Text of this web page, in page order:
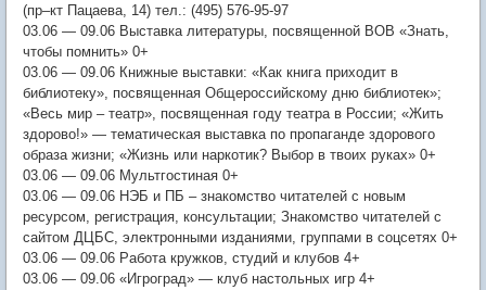
(пр–кт Пацаева, 14) тел.: (495) 576-95-97
03.06 — 09.06 Выставка литературы, посвященной ВОВ «Знать,
чтобы помнить» 0+
03.06 — 09.06 Книжные выставки: «Как книга приходит в
библиотеку», посвященная Общероссийскому дню библиотек»;
«Весь мир – театр», посвященная году театра в России; «Жить
здорово!» — тематическая выставка по пропаганде здорового
образа жизни; «Жизнь или наркотик? Выбор в твоих руках» 0+
03.06 — 09.06 Мультгостиная 0+
03.06 — 09.06 НЭБ и ПБ – знакомство читателей с новым
ресурсом, регистрация, консультации; Знакомство читателей с
сайтом ДЦБС, электронными изданиями, группами в соцсетях 0+
03.06 — 09.06 Работа кружков, студий и клубов 4+
03.06 — 09.06 «Игроград» — клуб настольных игр 4+